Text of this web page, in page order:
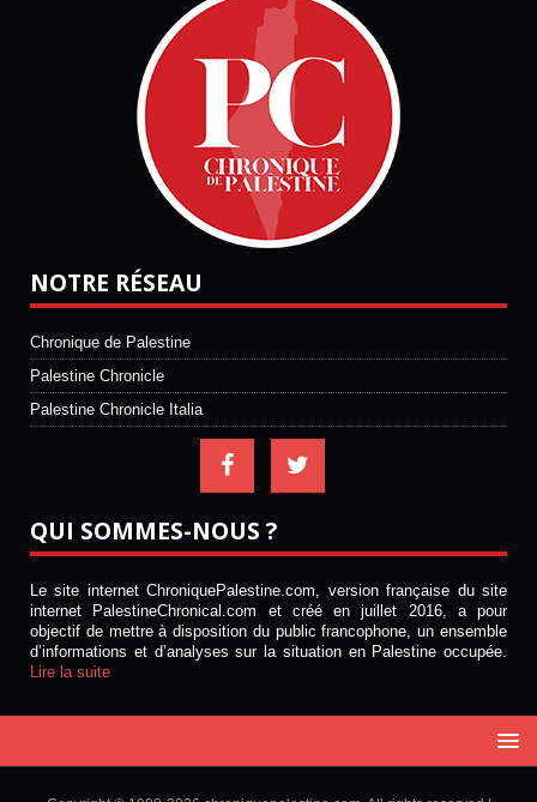
NOTRE RÉSEAU
Chronique de Palestine
Palestine Chronicle
Palestine Chronicle Italia
QUI SOMMES-NOUS ?
Le site internet ChroniquePalestine.com, version française du site
internet PalestineChronical.com et créé en juillet 2016, a pour
objectif de mettre à disposition du public francophone, un ensemble
d’informations et d’analyses sur la situation en Palestine occupée.
Lire la suite